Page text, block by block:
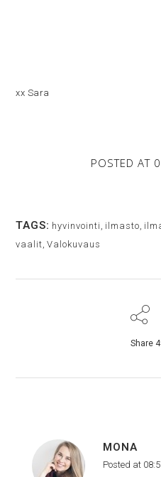
xx Sara
POSTED AT
TAGS: hyvinvointi ilmasto
vaalit ,Valokuvaus
Share
MONA
Posted at